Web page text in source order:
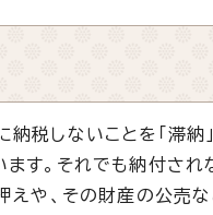
税しないことを「滞納
す。それでも納付され
えや、その財産の公売